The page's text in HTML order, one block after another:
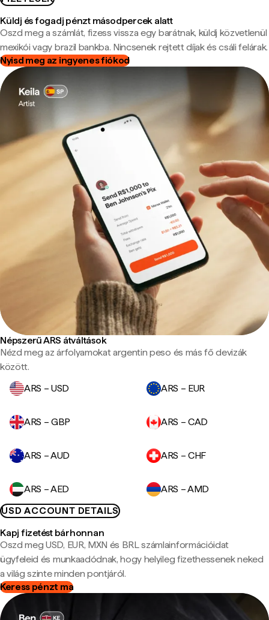
Küldj és fogadj pénzt másodpercek alatt
Oszd meg a számlát, fizess vissza egy barátnak, küldj közvetlenül
mexikói vagy brazil bankba. Nincsenek rejtett díjak és csáli felárak.
Nyisd meg az ingyenes fiókod
Népszerű ARS átváltások
Nézd meg az árfolyamokat argentin peso és más fő devizák
között.
ARS – USD
ARS – EUR
ARS – GBP ARS – CAD
ARS – AUD ARS – CHF
ARS – AED
ARS – AMD
USD ACCOUNT DETAILS
Kapj fizetést bárhonnan
Oszd meg USD, EUR, MXN és BRL számlainformációidat
ügyfeleid és munkaadódnak, hogy helyileg fizethessenek neked
a világ szinte minden pontjáról.
Keress pénzt ma